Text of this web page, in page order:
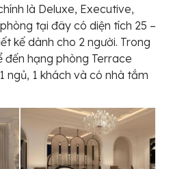
là Deluxe, Executive,
tại đây có diện tích 25 –
kế dành cho 2 người. Trong
đến hạng phòng Terrace
ngủ, 1 khách và có nhà tắm